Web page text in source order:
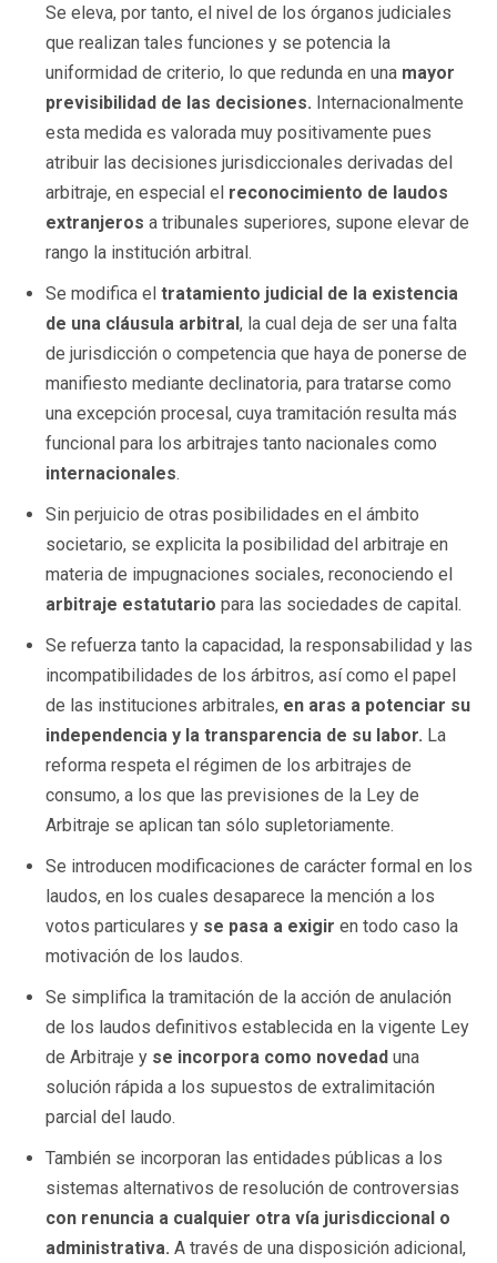
Se eleva, por tanto, el nivel de los órganos judiciales
que realizan tales funciones y se potencia la
uniformidad de criterio, lo que redunda en una mayor
previsibilidad de las decisiones. Internacionalmente
esta medida es valorada muy positivamente pues
atribuir las decisiones jurisdiccionales derivadas del
arbitraje, en especial el reconocimiento de laudos
extranjeros a tribunales superiores, supone elevar de
rango la institución arbitral.
Se modifica el tratamiento judicial de la existencia
de una cláusula arbitral, la cual deja de ser una falta
de jurisdicción o competencia que haya de ponerse de
manifiesto mediante declinatoria, para tratarse como
una excepción procesal, cuya tramitación resulta más
funcional para los arbitrajes tanto nacionales como
internacionales.
Sin perjuicio de otras posibilidades en el ámbito
societario, se explicita la posibilidad del arbitraje en
materia de impugnaciones sociales, reconociendo el
arbitraje estatutario para las sociedades de capital.
Se refuerza tanto la capacidad, la responsabilidad y las
incompatibilidades de los árbitros, así como el papel
de las instituciones arbitrales, en aras a potenciar su
independencia y la transparencia de su labor. La
reforma respeta el régimen de los arbitrajes de
consumo, a los que las previsiones de la Ley de
Arbitraje se aplican tan sólo supletoriamente.
Se introducen modificaciones de carácter formal en los
laudos, en los cuales desaparece la mención a los
votos particulares y se pasa a exigir en todo caso la
motivación de los laudos.
Se simplifica la tramitación de la acción de anulación
de los laudos definitivos establecida en la vigente Ley
de Arbitraje y se incorpora como novedad una
solución rápida a los supuestos de extralimitación
parcial del laudo.
También se incorporan las entidades públicas a los
sistemas alternativos de resolución de controversias
con renuncia a cualquier otra vía jurisdiccional o
administrativa. A través de una disposición adicional,